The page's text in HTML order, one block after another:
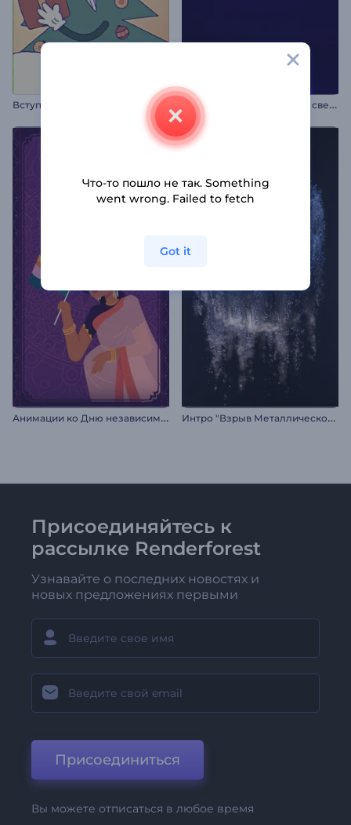
В
ступление к мультфильму «Рождественский подарок» А
нимация лого: Вспышка света
А
нимации ко Дню независимости Индии И
нтро "Взрыв Металлической Сферы"
Присоединяйтесь к
рассылке Renderforest
Узнавайте о последних новостях и
новых предложениях первыми
Присоединиться
Вы можете отписаться в любое время
Что-то пошло не так. Something
went wrong. Failed to fetch
Got it